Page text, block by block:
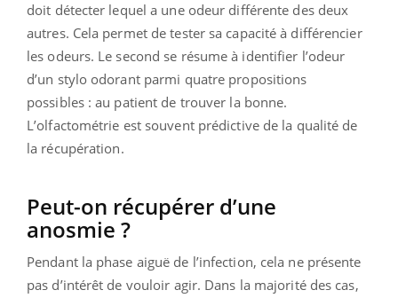
doit détecter lequel a une odeur différente des deux
autres. Cela permet de tester sa capacité à différencier
les odeurs. Le second se résume à identifier l’odeur
d’un stylo odorant parmi quatre propositions
possibles : au patient de trouver la bonne.
L’olfactométrie est souvent prédictive de la qualité de
la récupération.
Peut-on récupérer d’une
anosmie ?
Pendant la phase aiguë de l’infection, cela ne présente
pas d’intérêt de vouloir agir. Dans la majorité des cas,